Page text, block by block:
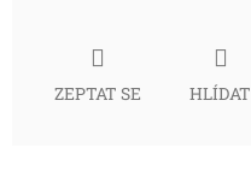
ZEPTAT SE HLÍDAT